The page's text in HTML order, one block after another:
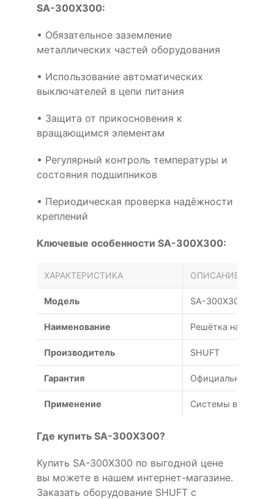
SA-300X300:
• Обязательное заземление
металлических частей оборудования
• Использование автоматических
выключателей в цепи питания
• Защита от прикосновения к
вращающимся элементам
• Регулярный контроль температуры и
состояния подшипников
• Периодическая проверка надёжности
креплений
Ключевые особенности SA-300X300:
ХАРАКТЕРИСТИКА ОПИСАНИЕ
Модель SA-300X300
Наименование Решётка
Производитель SHUFT
Гарантия Официальная
Применение Системы
Где купить SA-300X300?
Купить SA-300X300 по выгодной цене
вы можете в нашем интернет-магазине.
Заказать оборудование SHUFT с